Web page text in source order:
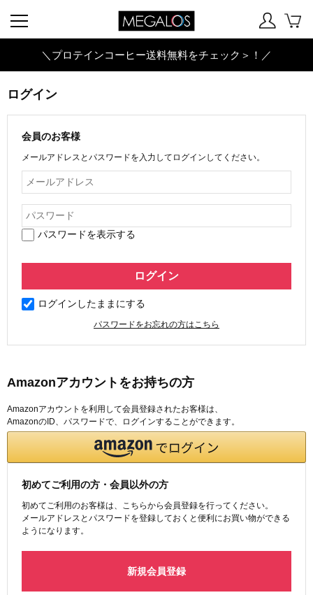
＼プロテインコーヒー送料無料をチェック＞！／
ログイン
会員のお客様
メールアドレスとパスワードを入力してログインしてください。
パスワードを表示する
ログインしたままにする
パスワードをお忘れの方はこちら
Amazonアカウントをお持ちの方
Amazonアカウントを利用して会員登録されたお客様は、
AmazonのID、パスワードで、ログインすることができます。
初めてご利用の方・会員以外の方
初めてご利用のお客様は、こちらから会員登録を行ってください。
メールアドレスとパスワードを登録しておくと便利にお買い物ができる
ようになります。